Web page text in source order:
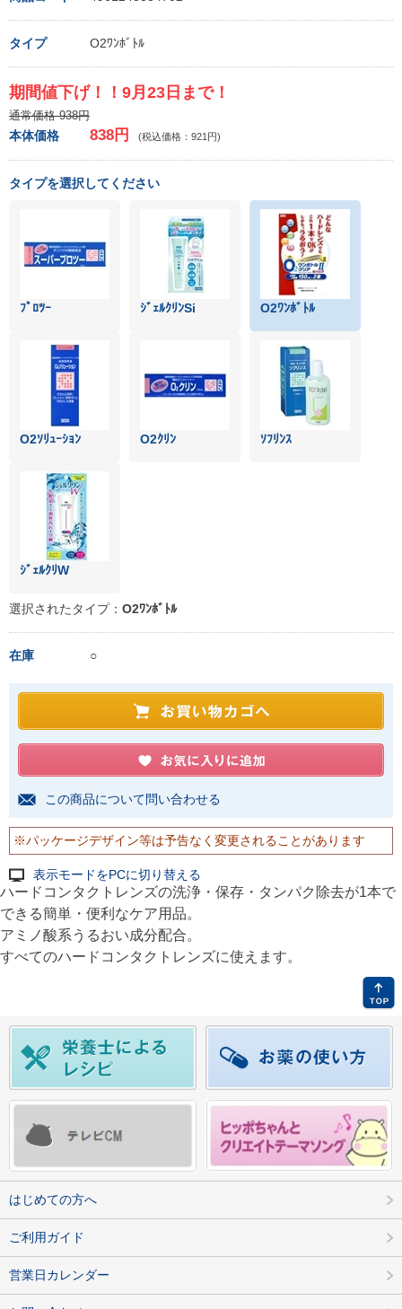
タイプ O2ﾜﾝﾎﾞﾄﾙ
期間値下げ！！9月23日まで！
通常価格 938円
本体価格 838円 (税込価格：921円)
タイプを選択してください
ﾌﾟﾛﾂｰ ｼﾞｪﾙｸﾘﾝSi O2ﾜﾝﾎﾞﾄﾙ
O2ｿﾘｭｰｼｮﾝ O2ｸﾘﾝ ｿﾌﾘﾝｽ
ｼﾞｪﾙｸﾘW
選択されたタイプ： O2ﾜﾝﾎﾞﾄﾙ
在庫 ○
この商品について問い合わせる
※パッケージデザイン等は予告なく変更されることがあります
表示モードをPCに切り替える
ハードコンタクトレンズの洗浄・保存・タンパク除去が1本で
できる簡単・便利なケア用品。
アミノ酸系うるおい成分配合。
すべてのハードコンタクトレンズに使えます。
はじめての方へ
ご利用ガイド
営業日カレンダー